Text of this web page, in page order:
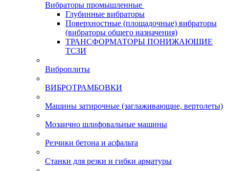
Вибраторы промышленные
Глубинные вибраторы
Поверхностные (площадочные) вибраторы
(вибраторы общего назначения)
ТРАНСФОРМАТОРЫ ПОНИЖАЮЩИЕ
ТСЗИ
Виброплиты
ВИБРОТРАМБОВКИ
Машины затирочные (заглаживающие, вертолеты)
Мозаично шлифовальные машины
Резчики бетона и асфальта
Станки для резки и гибки арматуры